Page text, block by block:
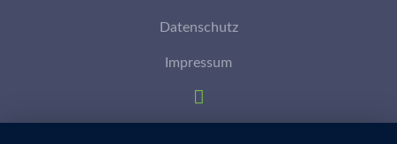
Datenschutz
Impressum